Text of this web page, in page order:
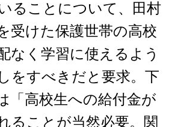
ることについて、田村
受けた保護世帯の高校
なく学習に使えるよう
をすべきだと要求。下
「高校生への給付金が
ることが当然必要。関